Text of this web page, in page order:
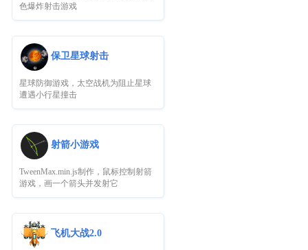
色爆炸射击游戏
保卫星球射击
星球防御游戏，太空战机为阻止星球
遭遇小行星撞击
射箭小游戏
TweenMax.min.js制作，鼠标控制射箭
游戏，画一个箭头并发射它
飞机大战2.0